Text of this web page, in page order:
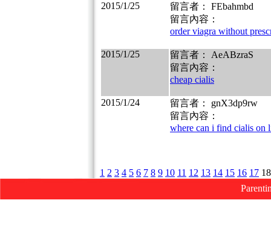
2015/1/25
留言者： FEbahmbd
留言內容：
order viagra without
2015/1/25
留言者： AeABzraS
留言內容：
cheap cialis
2015/1/24
留言者： gnX3dp9rw
留言內容：
where can i find cialis on
1 2 3 4 5 6 7 8 9 10 11 12 13 14 15 16 17 18